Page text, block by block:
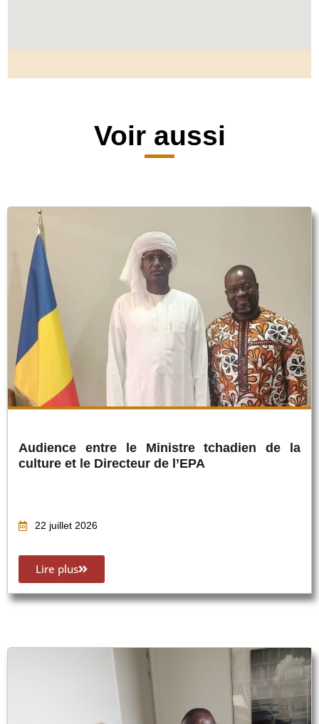
Voir aussi
Audience entre le Ministre tchadien de la
culture et le Directeur de l’EPA
22 juillet 2026
Lire plus